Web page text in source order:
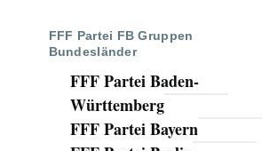
FFF Partei FB Gruppen
Bundesländer
FFF Partei Baden-
Württemberg
FFF Partei Bayern